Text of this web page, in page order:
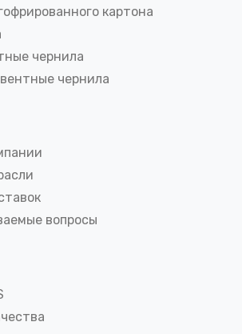
картона
чернила
чернила
вопросы